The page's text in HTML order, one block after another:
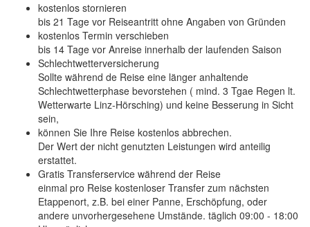
kostenlos stornieren
bis 21 Tage vor Reiseantritt ohne Angaben von Gründen
kostenlos Termin verschieben
bis 14 Tage vor Anreise innerhalb der laufenden Saison
Schlechtwetterversicherung
Sollte während de Reise eine länger anhaltende
Schlechtwetterphase bevorstehen ( mind. 3 Tgae Regen lt.
Wetterwarte Linz-Hörsching) und keine Besserung in Sicht
sein,
können Sie Ihre Reise kostenlos abbrechen.
Der Wert der nicht genutzten Leistungen wird anteilig
erstattet.
Gratis Transferservice während der Reise
einmal pro Reise kostenloser Transfer zum nächsten
Etappenort, z.B. bei einer Panne, Erschöpfung, oder
andere unvorhergesehene Umstände. täglich 09:00 - 18:00